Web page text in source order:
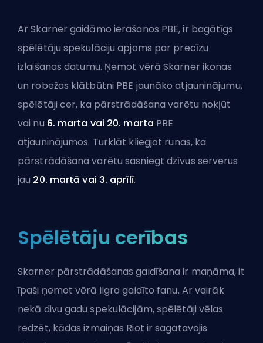
Ar Skarner gaidāmo ierašanos PBE, ir bagātīgs
spēlētāju spekulāciju apjoms par precīzu
izlaišanas datumu. Ņemot vērā Skarner ikonas
un robežas klātbūtni PBE jaunākoatjauninājumu,
spēlētāji cer, ka pārstrādāšana varētu nokļūt
vai nu 6. marta vai 20. marta PBE
atjauninājumos. Turklāt kliegjot runas, ka
pārstrādāšana varētu sasniegt dzīvus serverus
jau 20. martā vai 3. aprīlī.
Spēlētāju cerības
Skarner pārstrādāšanas gaidīšana ir maņāma, it
īpaši ņemot vērā ilgro gaidīto fanu. Ar vairāk
nekā divu gadu spekulācijām, spēlētāji vēlas
redzēt, kādas izmaiņas Riot ir sagatavojis